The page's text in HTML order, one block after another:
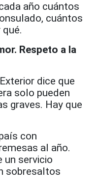
año cuántos
cuántos
Respeto a la
dice que
solo pueden
graves. Hay que
con
al año.
un servicio
sobresaltos